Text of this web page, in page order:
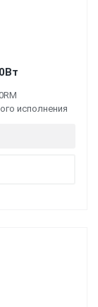
исполнения